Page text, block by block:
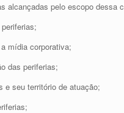
alcançadas pelo escopo dessa
mídia corporativa;
das periferias;
e seu território de atuação;